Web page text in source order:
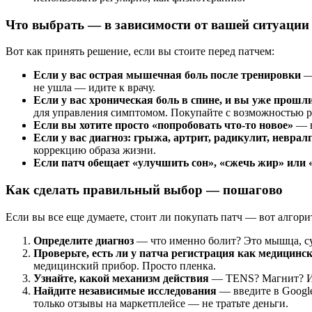
Что выбрать — в зависимости от вашей ситуации
Вот как принять решение, если вы стоите перед патчем:
Если у вас острая мышечная боль после тренировки —
не ушла — идите к врачу.
Если у вас хроническая боль в спине, и вы уже
для управления симптомом. Покупайте с
Если вы хотите просто «попробовать что-то новое» —
Если у вас диагноз: грыжа, артрит, радикулит,
коррекцию образа жизни.
Если патч обещает «улучшить сон», «сжечь жир» или
Как сделать правильный выбор — пошагово
Если вы все еще думаете, стоит ли покупать патч — вот
Определите диагноз — что именно болит? Это мышца,
Проверьте, есть ли у патча регистрация как
медицинский прибор. Просто пленка.
Узнайте, какой механизм действия — TENS? Магнит?
Найдите независимые исследования — введите в
только отзывы на маркетплейсе — не тратьте деньги.